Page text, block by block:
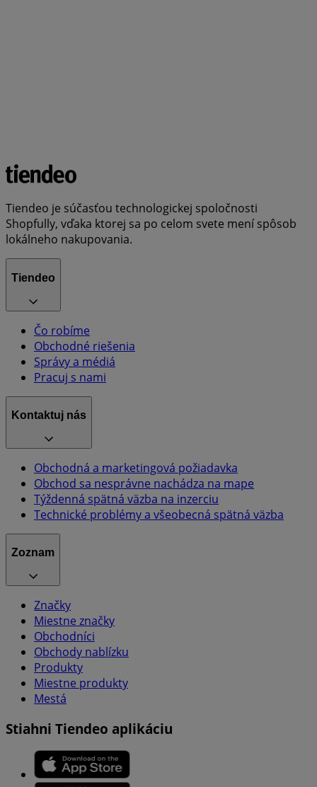
Tiendeo je súčasťou technologickej spoločnosti
Shopfully, vďaka ktorej sa po celom svete mení spôsob
lokálneho nakupovania.
Tiendeo
Čo robíme
Obchodné riešenia
Správy a médiá
Pracuj s nami
Kontaktuj nás
Obchodná a marketingová požiadavka
Obchod sa nesprávne nachádza na mape
Týždenná spätná väzba na inzerciu
Technické problémy a všeobecná spätná väzba
Zoznam
Značky
Miestne značky
Obchodníci
Obchody nablízku
Produkty
Miestne produkty
Mestá
Stiahni Tiendeo aplikáciu